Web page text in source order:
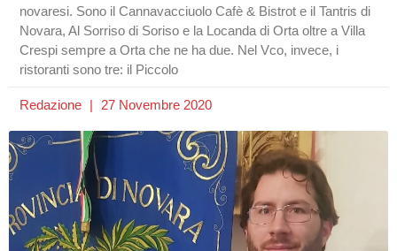
novaresi. Sono il Cannavacciuolo Cafè & Bistrot e il Tantris di
Novara, Al Sorriso di Soriso e la Locanda di Orta oltre a Villa
Crespi sempre a Orta che ne ha due. Nel Vco, invece, i
ristoranti sono tre: il Piccolo
Redazione 27 Novembre 2020